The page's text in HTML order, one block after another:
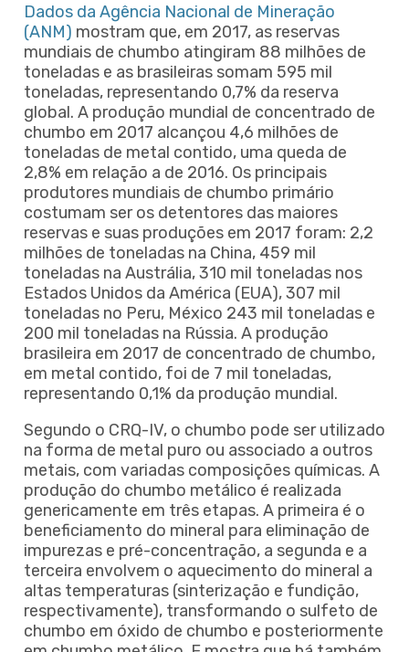
Dados da Agência Nacional de Mineração
(ANM) mostram que, em 2017, as reservas
mundiais de chumbo atingiram 88 milhões de
toneladas e as brasileiras somam 595 mil
toneladas, representando 0,7% da reserva
global. A produção mundial de concentrado de
chumbo em 2017 alcançou 4,6 milhões de
toneladas de metal contido, uma queda de
2,8% em relação a de 2016. Os principais
produtores mundiais de chumbo primário
costumam ser os detentores das maiores
reservas e suas produções em 2017 foram: 2,2
milhões de toneladas na China, 459 mil
toneladas na Austrália, 310 mil toneladas nos
Estados Unidos da América (EUA), 307 mil
toneladas no Peru, México 243 mil toneladas e
200 mil toneladas na Rússia. A produção
brasileira em 2017 de concentrado de chumbo,
em metal contido, foi de 7 mil toneladas,
representando 0,1% da produção mundial.
Segundo o CRQ-IV, o chumbo pode ser utilizado
na forma de metal puro ou associado a outros
metais, com variadas composições químicas. A
produção do chumbo metálico é realizada
genericamente em três etapas. A primeira é o
beneficiamento do mineral para eliminação de
impurezas e pré-concentração, a segunda e a
terceira envolvem o aquecimento do mineral a
altas temperaturas (sinterização e fundição,
respectivamente), transformando o sulfeto de
chumbo em óxido de chumbo e posteriormente